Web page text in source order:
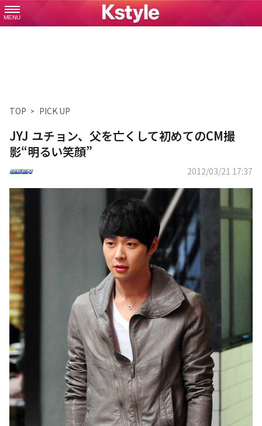
MENU
TOP PICK UP
JYJ ユチョン、父を亡くして初めてのCM撮
影“明るい笑顔”
2012/03/21 17:37